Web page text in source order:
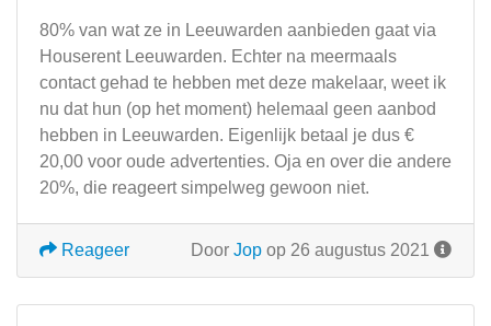
80% van wat ze in Leeuwarden aanbieden gaat via
Houserent Leeuwarden. Echter na meermaals
contact gehad te hebben met deze makelaar, weet ik
nu dat hun (op het moment) helemaal geen aanbod
hebben in Leeuwarden. Eigenlijk betaal je dus €
20,00 voor oude advertenties. Oja en over die andere
20%, die reageert simpelweg gewoon niet.
Door Jop op 26 augustus 2021
Reageer